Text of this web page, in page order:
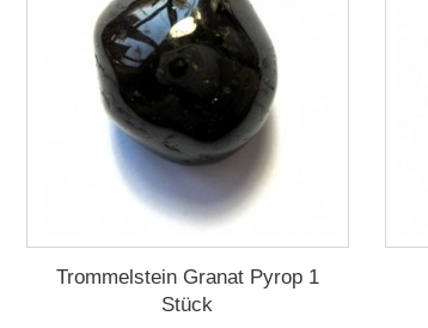
Trommelstein Granat Pyrop 1
Stück